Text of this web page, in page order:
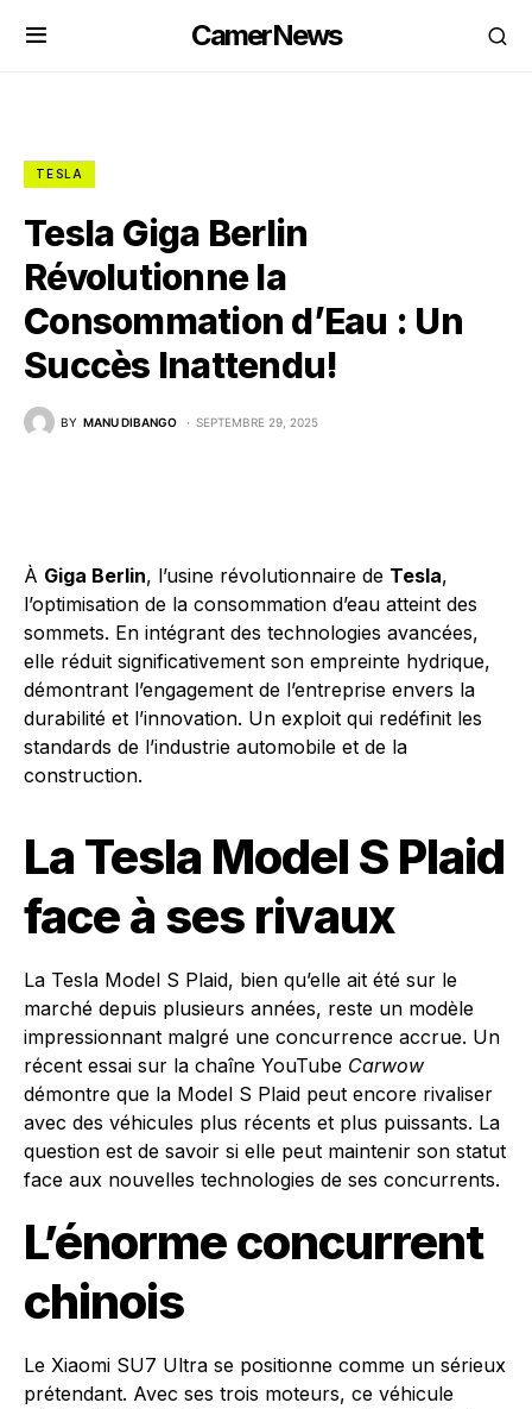
CamerNews
TESLA
Tesla Giga Berlin
Révolutionne la
Consommation d’Eau : Un
Succès Inattendu!
BY MANU DIBANGO SEPTEMBRE 29, 2025
À Giga Berlin, l’usine révolutionnaire de Tesla,
l’optimisation de la consommation d’eau atteint des
sommets. En intégrant des technologies avancées,
elle réduit significativement son empreinte hydrique,
démontrant l’engagement de l’entreprise envers la
durabilité et l’innovation. Un exploit qui redéfinit les
standards de l’industrie automobile et de la
construction.
La Tesla Model S Plaid
face à ses rivaux
La Tesla Model S Plaid, bien qu’elle ait été sur le
marché depuis plusieurs années, reste un modèle
impressionnant malgré une concurrence accrue. Un
récent essai sur la chaîne YouTube Carwow
démontre que la Model S Plaid peut encore rivaliser
avec des véhicules plus récents et plus puissants. La
question est de savoir si elle peut maintenir son statut
face aux nouvelles technologies de ses concurrents.
L’énorme concurrent
chinois
Le Xiaomi SU7 Ultra se positionne comme un sérieux
prétendant. Avec ses trois moteurs, ce véhicule